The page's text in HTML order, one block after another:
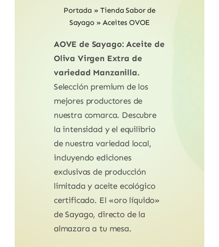
Portada »Tienda Sabor de
Sayago»Aceites OVOE
AOVE de Sayago: Aceite de
Oliva Virgen Extra de
variedad Manzanilla.
Selección premium de los
mejores productores de
nuestra comarca. Descubre
la intensidad y el equilibrio
de nuestra variedad local,
incluyendo ediciones
exclusivas de producción
limitada y aceite ecológico
certificado. El «oro líquido»
de Sayago, directo de la
almazara a tu mesa.